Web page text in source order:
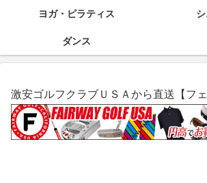
ヨガ・ピラティス
ダンス
激安ゴルフクラブＵＳＡから直送【フ